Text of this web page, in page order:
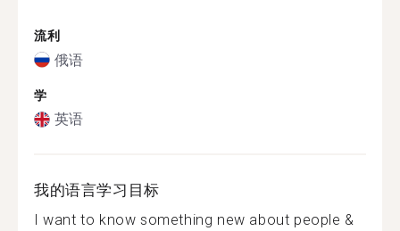
流利
俄语
学
英语
我的语言学习目标
I want to know something new about people &